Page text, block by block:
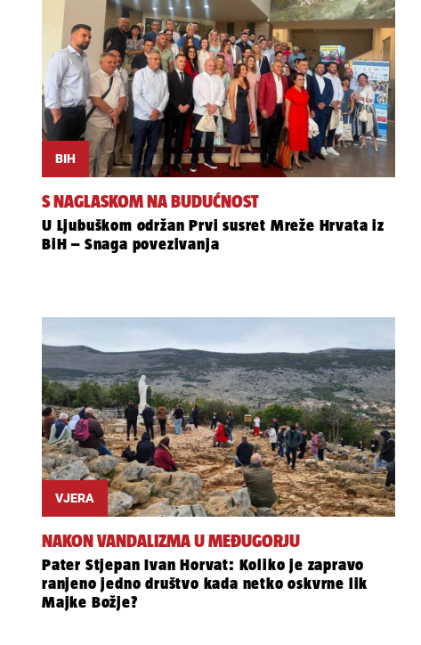
BIH
S NAGLASKOM NA BUDUĆNOST
U Ljubuškom održan Prvi susret Mreže Hrvata iz
BiH – Snaga povezivanja
VJERA
NAKON VANDALIZMA U MEĐUGORJU
Pater Stjepan Ivan Horvat: Koliko je zapravo
ranjeno jedno društvo kada netko oskvrne lik
Majke Božje?